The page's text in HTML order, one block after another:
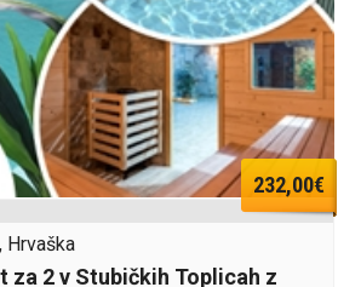
232,00€
Hrvaška
za 2 v Stubičkih Toplicah z